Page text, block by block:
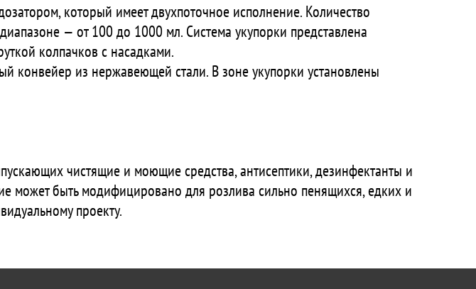
который имеет двухпоточное исполнение. Количество
— от 100 до 1000 мл. Система укупорки представлена
колпачков с насадками.
конвейер из нержавеющей стали. В зоне укупорки установлены
чистящие и моющие средства, антисептики, дезинфектанты и
быть модифицировано для розлива сильно пенящихся, едких и
проекту.